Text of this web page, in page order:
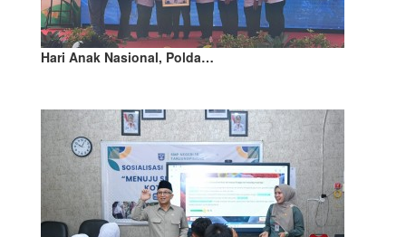
Hari Anak Nasional, Polda…